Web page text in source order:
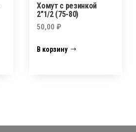
Хомут с резинкой
2″1/2 (75-80)
50,00₽
В корзину